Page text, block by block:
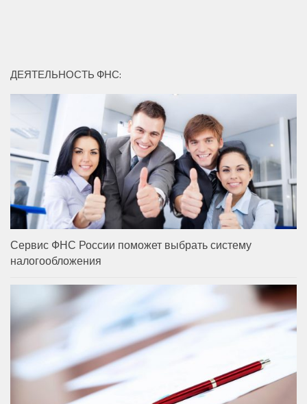
ДЕЯТЕЛЬНОСТЬ ФНС:
Сервис ФНС России поможет выбрать систему
налогообложения